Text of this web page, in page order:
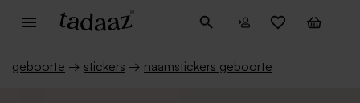
geboorte → stickers → naamstickers geboorte